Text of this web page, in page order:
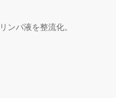
パ液を整流化。